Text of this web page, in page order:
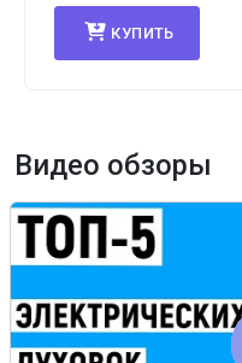
КУПИТЬ
Видео обзоры